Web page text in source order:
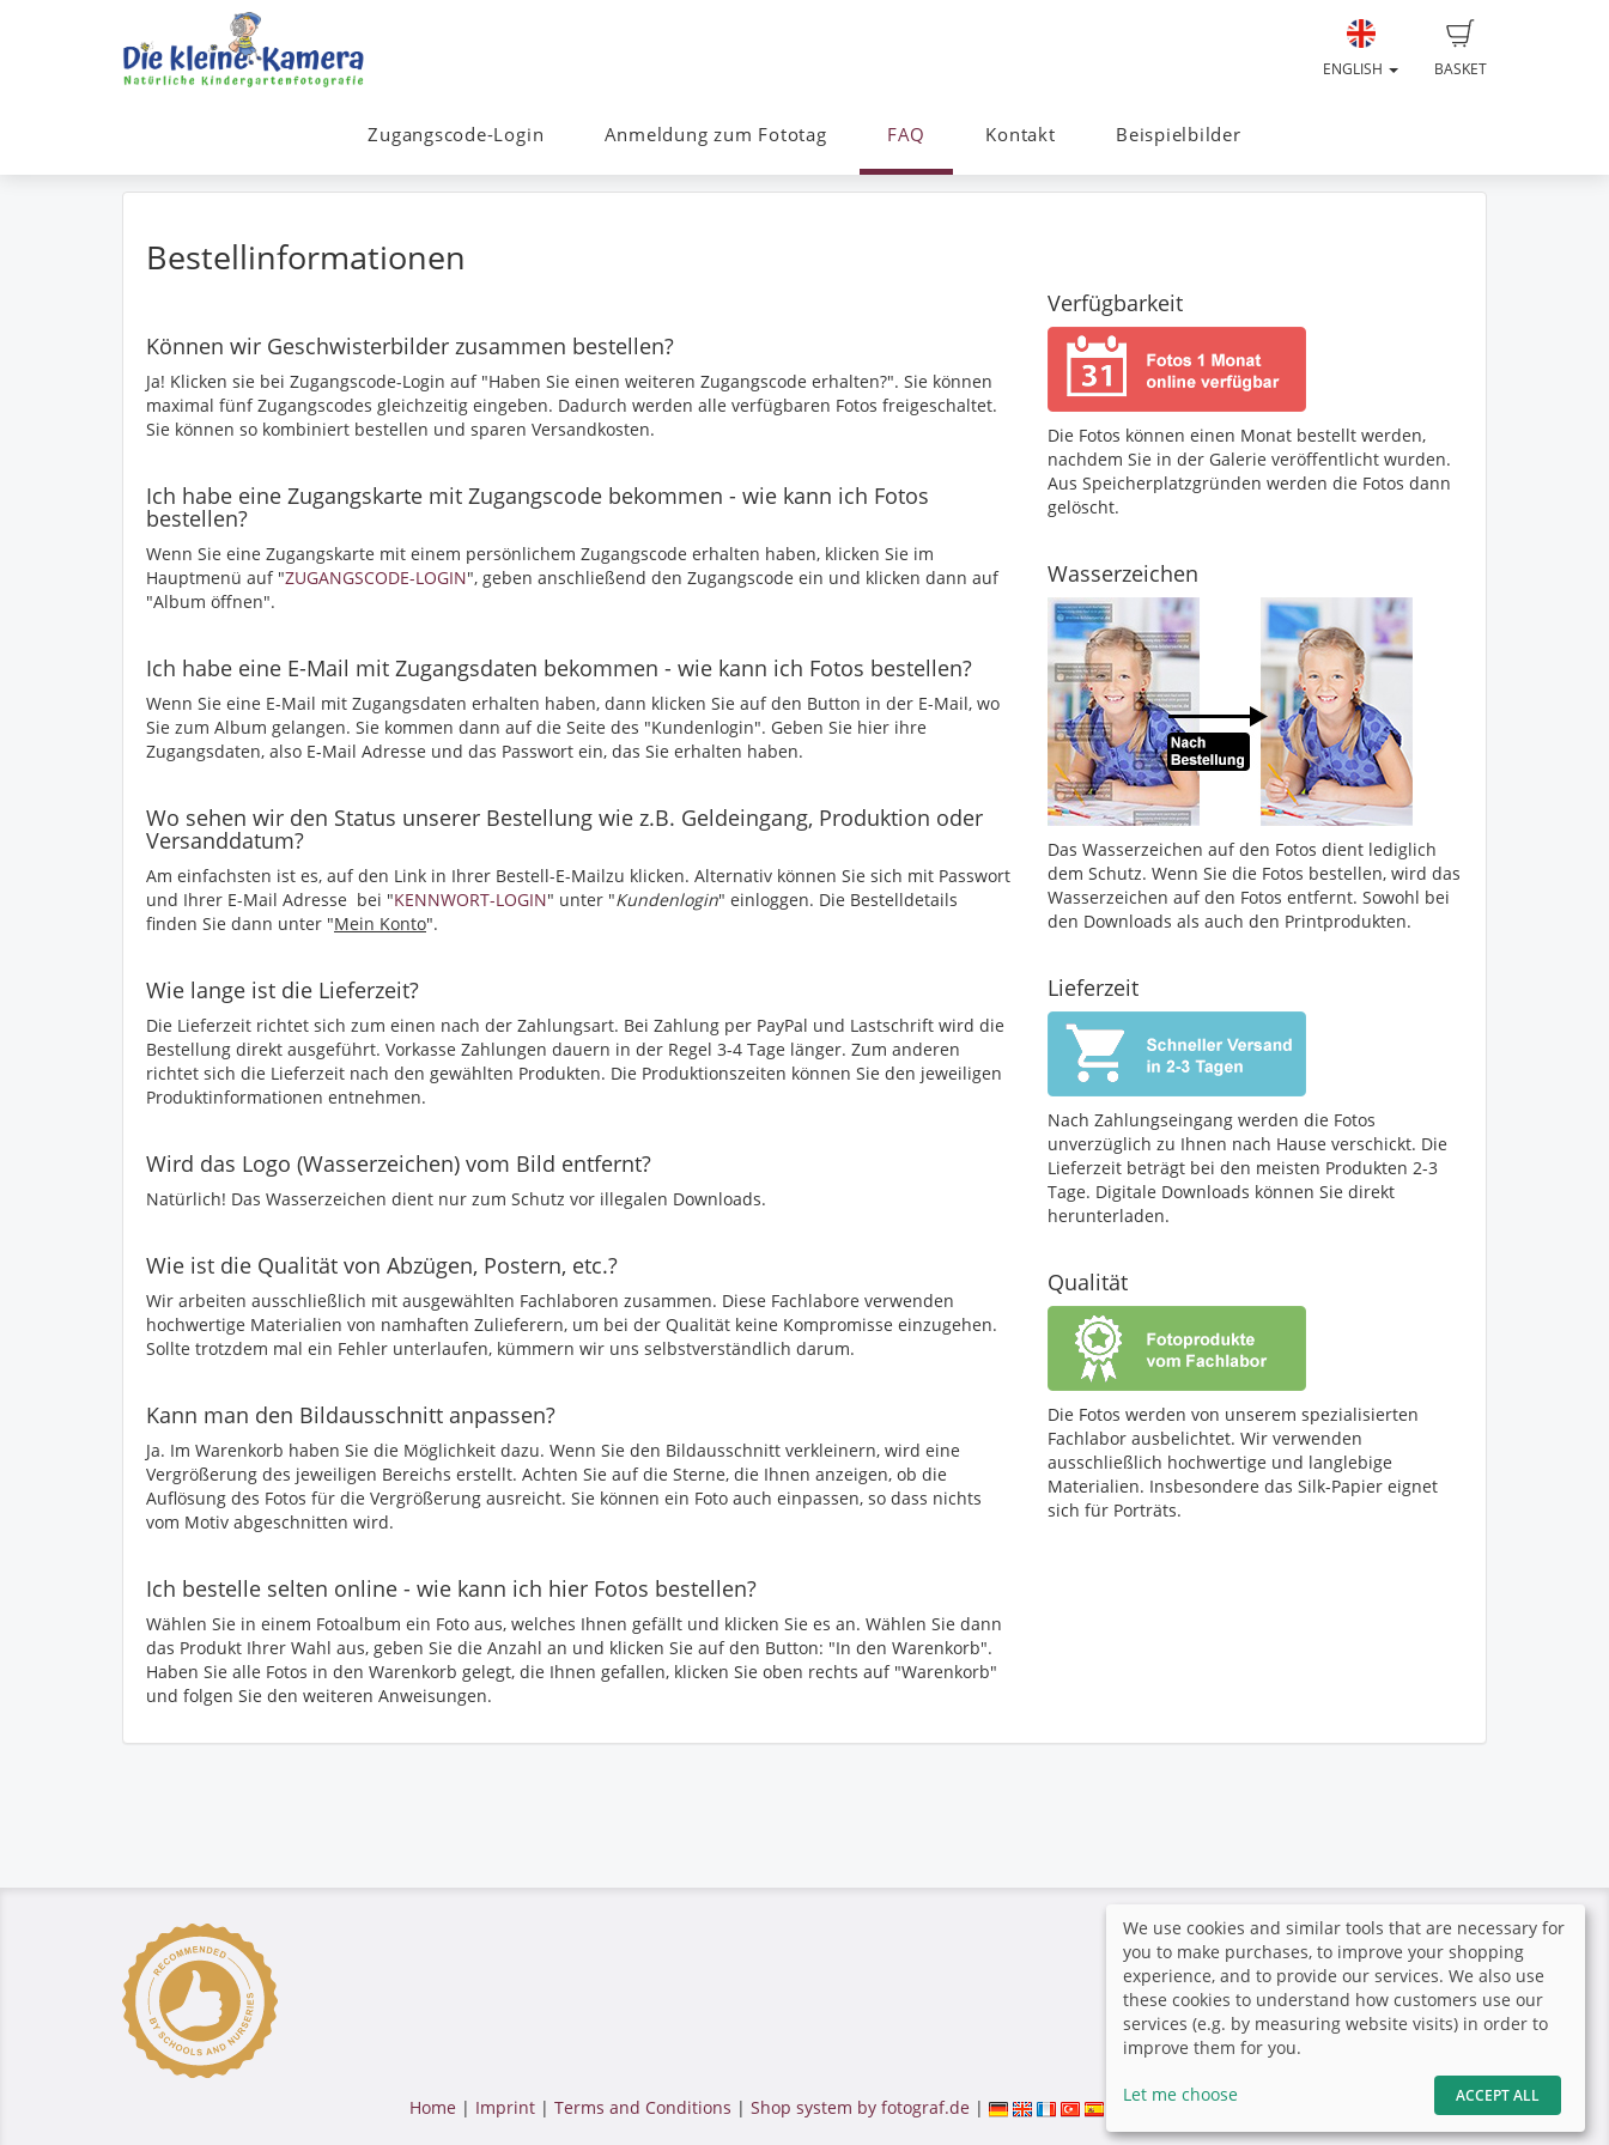
BASKET
ENGLISH
Zugangscode-Login Anmeldung zum Fototag FAQ Kontakt Beispielbilder
Bestellinformationen
Können wir Geschwisterbilder zusammen bestellen?
Ja! Klicken sie bei Zugangscode-Login auf "Haben Sie einen weiteren Zugangscode erhalten?". Sie können
maximal fünf Zugangscodes gleichzeitig eingeben. Dadurch werden alle verfügbaren Fotos freigeschaltet.
Sie können so kombiniert bestellen und sparen Versandkosten.
Ich habe eine Zugangskarte mit Zugangscode bekommen - wie kann ich Fotos
bestellen?
Wenn Sie eine Zugangskarte mit einem persönlichem Zugangscode erhalten haben, klicken Sie im
Hauptmenü auf "ZUGANGSCODE-LOGIN", geben anschließend den Zugangscode ein und klicken dann auf
"Album öffnen".
Ich habe eine E-Mail mit Zugangsdaten bekommen - wie kann ich Fotos bestellen?
Wenn Sie eine E-Mail mit Zugangsdaten erhalten haben, dann klicken Sie auf den Button in der E-Mail, wo
Sie zum Album gelangen. Sie kommen dann auf die Seite des "Kundenlogin". Geben Sie hier ihre
Zugangsdaten, also E-Mail Adresse und das Passwort ein, das Sie erhalten haben.
Wo sehen wir den Status unserer Bestellung wie z.B. Geldeingang, Produktion oder
Versanddatum?
Am einfachsten ist es, auf den Link in Ihrer Bestell-E-Mailzu klicken. Alternativ können Sie sich mit Passwort
und Ihrer E-Mail Adresse bei "KENNWORT-LOGIN" unter "Kundenlogin" einloggen. Die Bestelldetails
finden Sie dann unter "Mein Konto".
Wie lange ist die Lieferzeit?
Die Lieferzeit richtet sich zum einen nach der Zahlungsart. Bei Zahlung per PayPal und Lastschrift wird die
Bestellung direkt ausgeführt. Vorkasse Zahlungen dauern in der Regel 3-4 Tage länger. Zum anderen
richtet sich die Lieferzeit nach den gewählten Produkten. Die Produktionszeiten können Sie den jeweiligen
Produktinformationen entnehmen.
Wird das Logo (Wasserzeichen) vom Bild entfernt?
Natürlich! Das Wasserzeichen dient nur zum Schutz vor illegalen Downloads.
Wie ist die Qualität von Abzügen, Postern, etc.?
Wir arbeiten ausschließlich mit ausgewählten Fachlaboren zusammen. Diese Fachlabore verwenden
hochwertige Materialien von namhaften Zulieferern, um bei der Qualität keine Kompromisse einzugehen.
Sollte trotzdem mal ein Fehler unterlaufen, kümmern wir uns selbstverständlich darum.
Kann man den Bildausschnitt anpassen?
Ja. Im Warenkorb haben Sie die Möglichkeit dazu. Wenn Sie den Bildausschnitt verkleinern, wird eine
Vergrößerung des jeweiligen Bereichs erstellt. Achten Sie auf die Sterne, die Ihnen anzeigen, ob die
Auflösung des Fotos für die Vergrößerung ausreicht. Sie können ein Foto auch einpassen, so dass nichts
vom Motiv abgeschnitten wird.
Ich bestelle selten online - wie kann ich hier Fotos bestellen?
Wählen Sie in einem Fotoalbum ein Foto aus, welches Ihnen gefällt und klicken Sie es an. Wählen Sie dann
das Produkt Ihrer Wahl aus, geben Sie die Anzahl an und klicken Sie auf den Button: "In den Warenkorb".
Haben Sie alle Fotos in den Warenkorb gelegt, die Ihnen gefallen, klicken Sie oben rechts auf "Warenkorb"
und folgen Sie den weiteren Anweisungen.
Verfügbarkeit
Die Fotos können einen Monat bestellt werden,
nachdem Sie in der Galerie veröffentlicht wurden.
Aus Speicherplatzgründen werden die Fotos dann
gelöscht.
Wasserzeichen
Das Wasserzeichen auf den Fotos dient lediglich
dem Schutz. Wenn Sie die Fotos bestellen, wird das
Wasserzeichen auf den Fotos entfernt. Sowohl bei
den Downloads als auch den Printprodukten.
Lieferzeit
Nach Zahlungseingang werden die Fotos
unverzüglich zu Ihnen nach Hause verschickt. Die
Lieferzeit beträgt bei den meisten Produkten 2-3
Tage. Digitale Downloads können Sie direkt
herunterladen.
Qualität
Die Fotos werden von unserem spezialisierten
Fachlabor ausbelichtet. Wir verwenden
ausschließlich hochwertige und langlebige
Materialien. Insbesondere das Silk-Papier eignet
sich für Porträts.
Secure payment
Home | Imprint | Terms and Conditions | Shop system by fotograf.de |
We use cookies and similar tools that are necessary for
you to make purchases, to improve your shopping
experience, and to provide our services. We also use
these cookies to understand how customers use our
services (e.g. by measuring website visits) in order to
improve them for you.
Let me choose ACCEPT ALL